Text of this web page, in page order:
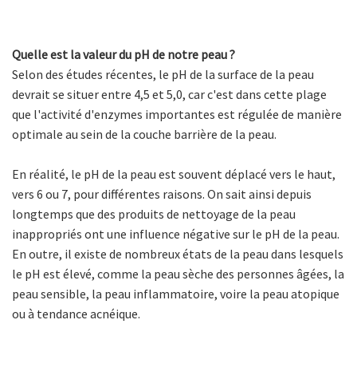
Quelle est la valeur du pH de notre peau ?
Selon des études récentes, le pH de la surface de la peau
devrait se situer entre 4,5 et 5,0, car c'est dans cette plage
que l'activité d'enzymes importantes est régulée de manière
optimale au sein de la couche barrière de la peau.
En réalité, le pH de la peau est souvent déplacé vers le haut,
vers 6 ou 7, pour différentes raisons. On sait ainsi depuis
longtemps que des produits de nettoyage de la peau
inappropriés ont une influence négative sur le pH de la peau.
En outre, il existe de nombreux états de la peau dans lesquels
le pH est élevé, comme la peau sèche des personnes âgées, la
peau sensible, la peau inflammatoire, voire la peau atopique
ou à tendance acnéique.